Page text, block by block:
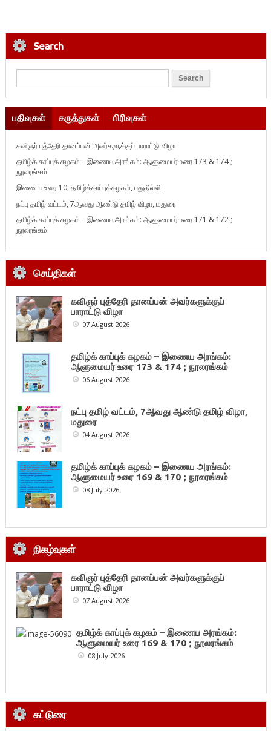
Search
பதிவுகள் கருத்துகள் பிரிவுகள்
கவிஞர் புத்தேரி தானப்பன் அவர்களுக்குப் பாராட்டு விழா
தமிழ்க் காப்புக் கழகம் – இணைய அரங்கம்: ஆளுமையர் உரை 173 & 174 ;
நூலரங்கம்
இணைய உரை 10, தமிழ்க்காப்புக்கழகம், புதுதில்லி
நட்பு தமிழ் வட்டம், 7ஆவது ஆண்டு தமிழ் விழா, மதுரை
தமிழ்க் காப்புக் கழகம் – இணைய அரங்கம்: ஆளுமையர் உரை 171 & 172 ;
நூலரங்கம்
செய்திகள்
கவிஞர் புத்தேரி தானப்பன் அவர்களுக்குப்
பாராட்டு விழா
07 August 2026
தமிழ்க் காப்புக் கழகம் – இணைய அரங்கம்:
ஆளுமையர் உரை 173 & 174 ; நூலரங்கம்
06 August 2026
நட்பு தமிழ் வட்டம், 7ஆவது ஆண்டு தமிழ் விழா,
மதுரை
04 August 2026
தமிழ்க் காப்புக் கழகம் – இணைய அரங்கம்:
ஆளுமையர் உரை 169 & 170 ; நூலரங்கம்
08 July 2026
நிகழ்வுகள்
கவிஞர் புத்தேரி தானப்பன் அவர்களுக்குப்
பாராட்டு விழா
07 August 2026
தமிழ்க் காப்புக் கழகம் – இணைய அரங்கம்:
ஆளுமையர் உரை 169 & 170 ; நூலரங்கம்
08 July 2026
கட்டுரை